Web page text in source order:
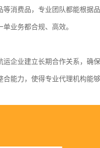
消费品，专业团队都能根据
业务都合规、高效。
企业建立长期合作关系，确
能力，使得专业代理机构能